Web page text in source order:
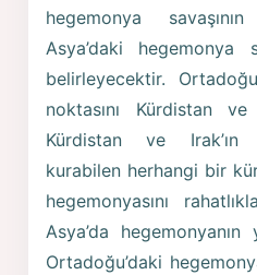
hegemonya
Asya’daki hegemonya
belirleyecektir.
noktasını Kürdistan
Kürdistan ve Irak’ın
kurabilen herhangi bir
hegemonyasını
Asya’da
Ortadoğu’daki